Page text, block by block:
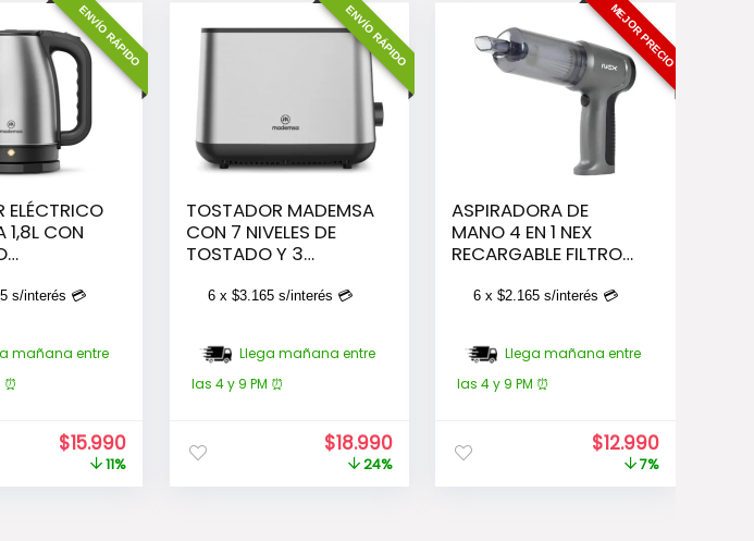
ENVÍO RÁPIDO
ELÉCTRICO
1,8L CON
s/interés 💳
mañana entre
El
precio
original
$15.990El
precio
11%
ENVÍO RÁPIDO
TOSTADOR MADEMSA
CON 7 NIVELES DE
TOSTADO Y 3
MTS25 ACERO
6 x $3.165s/interés 💳
Llega mañana entre
las 4 y 9 PM ⏰
El
precio
original
$18.990El
precio
24%
MEJOR PRECIO
ASPIRADORA DE
MANO 4 EN 1 NEX
RECARGABLE FILTRO
GRIS OSCURO
6 x$2.165 s/interés 💳
Llega mañana entre
las 4 y 9 PM ⏰
El
precio
original
$12.990El
precio
7%